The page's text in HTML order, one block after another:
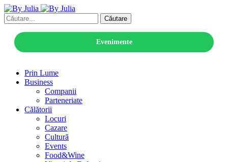
Căutare
Evenimente
Prin Lume
Business
Companii
Parteneriate
Călătorii
Locuri
Cazare
Cultură
Events
Food&Wine